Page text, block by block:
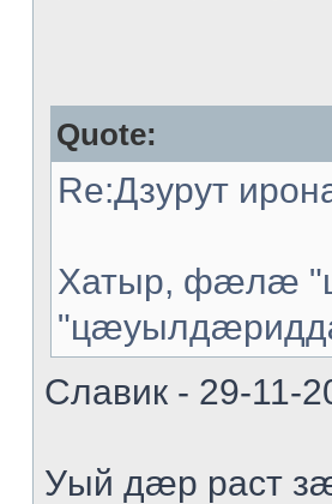
Quote:
Re:Дзурут
Хатыр, фæлæ
Славик - 29-11-
Уый дæр раст